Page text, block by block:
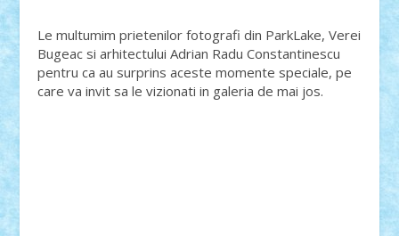
Le multumim prietenilor fotografi din ParkLake, Verei
Bugeac si arhitectului Adrian Radu Constantinescu
pentru ca au surprins aceste momente speciale, pe
care va invit sa le vizionati in galeria de mai jos.